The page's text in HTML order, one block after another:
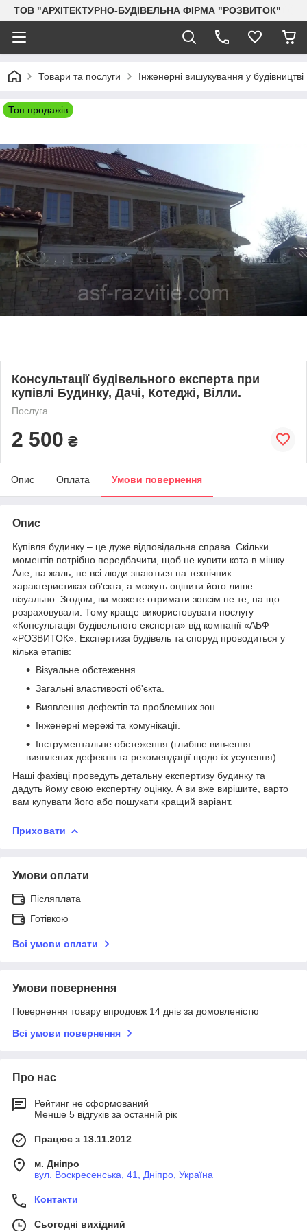
ТОВ "АРХІТЕКТУРНО-БУДІВЕЛЬНА ФІРМА "РОЗВИТОК"
Товари та послуги Інженерні вишукування у будівництві
Топ продажів
Консультації будівельного експерта при
купівлі Будинку, Дачі, Котеджі, Вілли.
Послуга
2 500 ₴
Опис Оплата Умови повернення
Опис
Купівля будинку – це дуже відповідальна справа. Скільки
моментів потрібно передбачити, щоб не купити кота в мішку.
Але, на жаль, не всі люди знаються на технічних
характеристиках об'єкта, а можуть оцінити його лише
візуально. Згодом, ви можете отримати зовсім не те, на що
розраховували. Тому краще використовувати послугу
«Консультація будівельного експерта» від компанії «АБФ
«РОЗВИТОК». Експертиза будівель та споруд проводиться у
кілька етапів:
Візуальне обстеження.
Загальні властивості об'єкта.
Виявлення дефектів та проблемних зон.
Інженерні мережі та комунікації.
Інструментальне обстеження (глибше вивчення
виявлених дефектів та рекомендації щодо їх усунення).
Наші фахівці проведуть детальну експертизу будинку та
дадуть йому свою експертну оцінку. А ви вже вирішите, варто
вам купувати його або пошукати кращий варіант.
Приховати
Умови оплати
Післяплата
Готівкою
Всі умови оплати
Умови повернення
Повернення товару впродовж 14 днів за домовленістю
Всі умови повернення
Про нас
Рейтинг не сформований
Менше 5 відгуків за останній рік
Працює з 13.11.2012
м. Дніпро
вул. Воскресенська, 41, Дніпро, Україна
Контакти
Сьогодні вихідний